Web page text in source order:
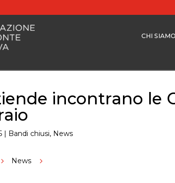
CHI SIAMO
incontrano le
| Bandi chiusi, News
5 News 5